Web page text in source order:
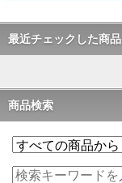
最近チェックした商品
商品検索